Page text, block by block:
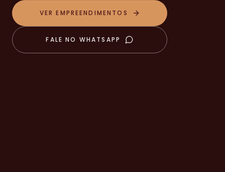
VER EMPREENDIMENTOS
FALE NO WHATSAPP